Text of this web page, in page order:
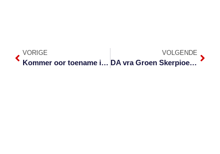
VORIGE
Kommer oor toename in kapings, smokkel van voertuie
VOLGENDE
DA vra Groen Skerpioene om rioolbesoedeling in munisipaliteite te ondersoek